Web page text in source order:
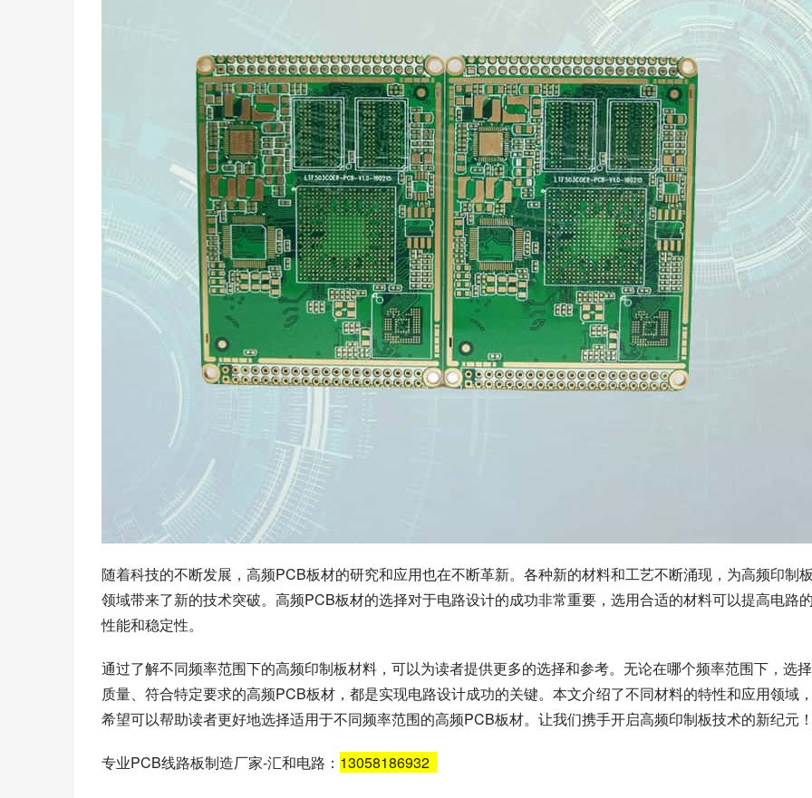
随着科技的不断发展，高频PCB板材的研究和应用也在不断革新。各种新的材料和工艺不断涌现，为高频印制
领域带来了新的技术突破。高频PCB板材的选择对于电路设计的成功非常重要，选用合适的材料可以提高电路
性能和稳定性。
通过了解不同频率范围下的高频印制板材料，可以为读者提供更多的选择和参考。无论在哪个频率范围下，选
质量、符合特定要求的高频PCB板材，都是实现电路设计成功的关键。本文介绍了不同材料的特性和应用领域
希望可以帮助读者更好地选择适用于不同频率范围的高频PCB板材。让我们携手开启高频印制板技术的新纪元
专业PCB线路板制造厂家-汇和电路： 13058186932